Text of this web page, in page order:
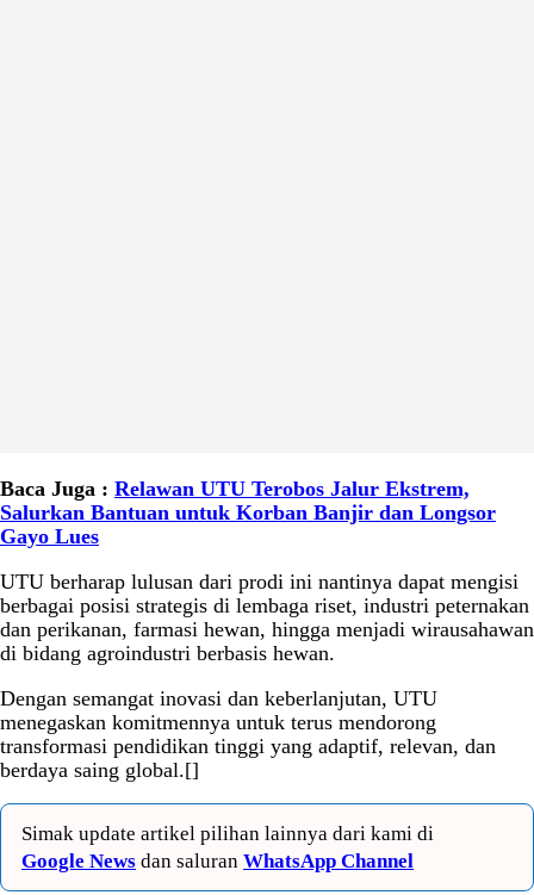
Baca Juga : Relawan UTU Terobos Jalur Ekstrem,
Salurkan Bantuan untuk Korban Banjir dan Longsor
Gayo Lues
UTU berharap lulusan dari prodi ini nantinya dapat mengisi
berbagai posisi strategis di lembaga riset, industri peternakan
dan perikanan, farmasi hewan, hingga menjadi wirausahawan
di bidang agroindustri berbasis hewan.
Dengan semangat inovasi dan keberlanjutan, UTU
menegaskan komitmennya untuk terus mendorong
transformasi pendidikan tinggi yang adaptif, relevan, dan
berdaya saing global.[]
Simak update artikel pilihan lainnya dari kami di
Google News dan saluran WhatsApp Channel